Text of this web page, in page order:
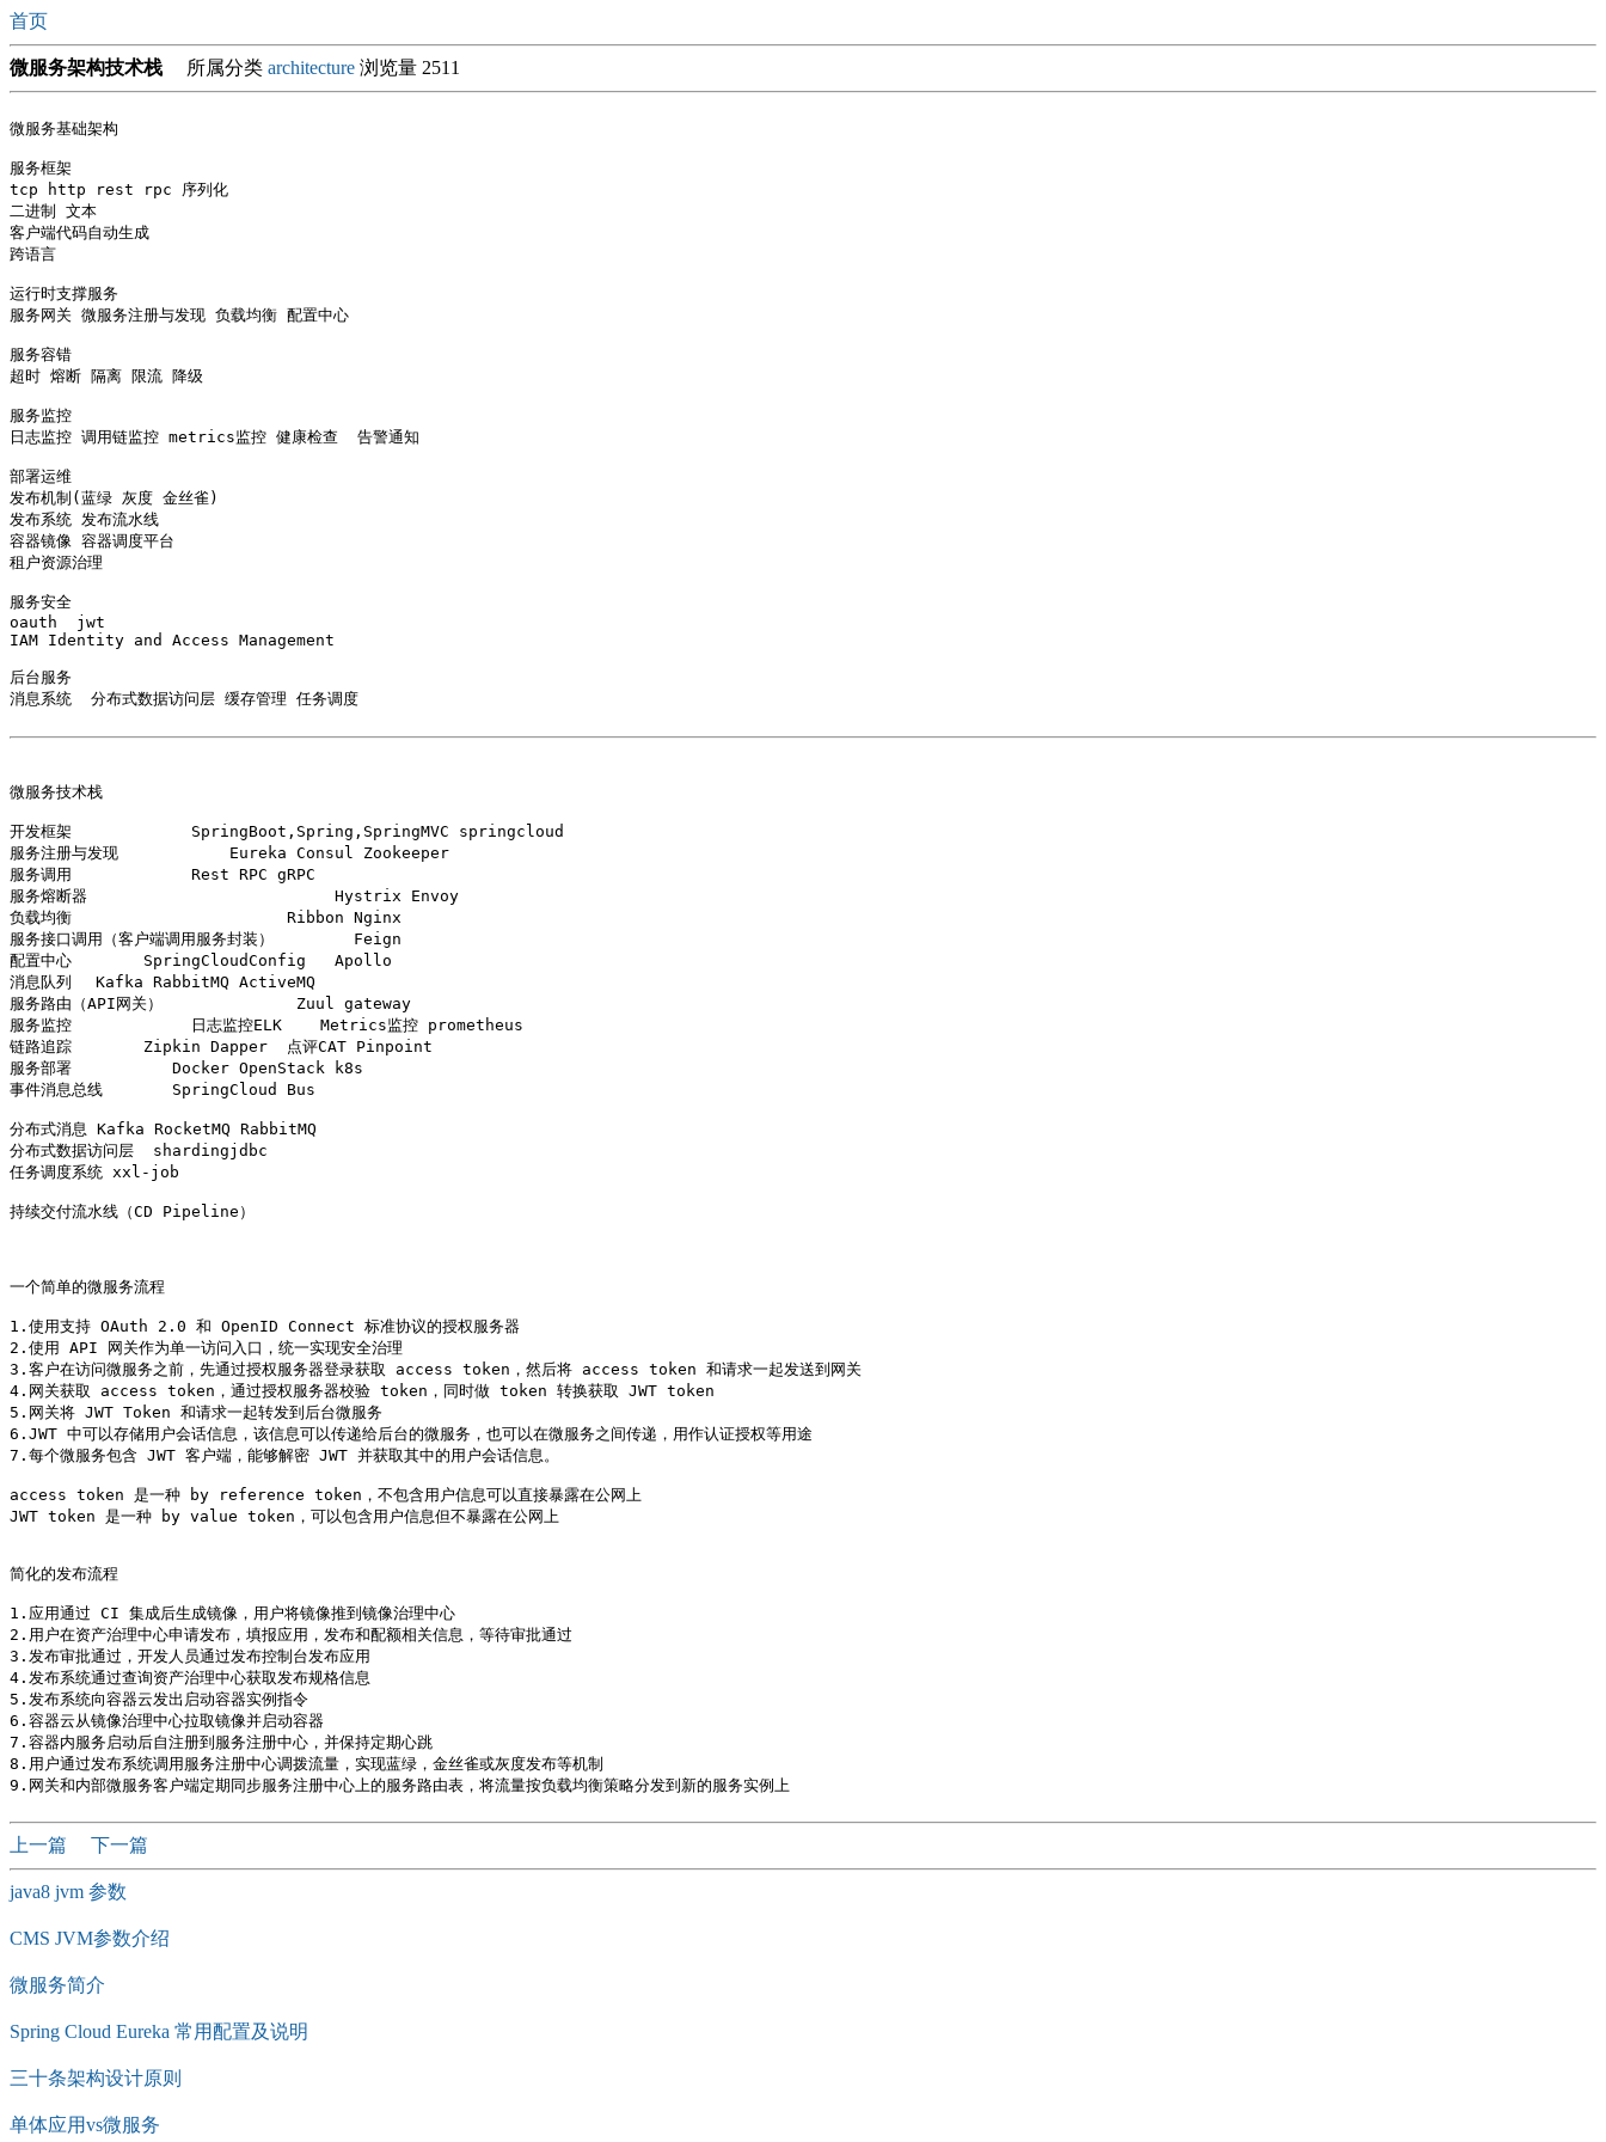
首页
微服务架构技术栈 所属分类 architecture 浏览量 2511
微服务基础架构
服务框架
tcp http rest rpc 序列化
二进制 文本
客户端代码自动生成
跨语言
运行时支撑服务
服务网关 微服务注册与发现 负载均衡 配置中心
服务容错
超时 熔断 隔离 限流 降级
服务监控
日志监控 调用链监控 metrics监控 健康检查  告警通知
部署运维
发布机制(蓝绿 灰度 金丝雀)
发布系统 发布流水线
容器镜像 容器调度平台
租户资源治理
服务安全
oauth  jwt
IAM Identity and Access Management
后台服务
消息系统  分布式数据访问层 缓存管理 任务调度
微服务技术栈
开发框架	           SpringBoot,Spring,SpringMVC springcloud
服务注册与发现	       Eureka Consul Zookeeper
服务调用	           Rest RPC gRPC
服务熔断器	                  Hystrix Envoy
负载均衡	                     Ribbon Nginx
服务接口调用（客户端调用服务封装）	    Feign
配置中心	      SpringCloudConfig   Apollo
消息队列	 Kafka RabbitMQ ActiveMQ
服务路由（API网关）	      Zuul gateway
服务监控  	   日志监控ELK    Metrics监控 prometheus
链路追踪	      Zipkin Dapper  点评CAT Pinpoint
服务部署  	 Docker OpenStack k8s
事件消息总线	 SpringCloud Bus
分布式消息 Kafka RocketMQ RabbitMQ
分布式数据访问层  shardingjdbc
任务调度系统 xxl-job
持续交付流水线（CD Pipeline）
一个简单的微服务流程
1.使用支持 OAuth 2.0 和 OpenID Connect 标准协议的授权服务器
2.使用 API 网关作为单一访问入口，统一实现安全治理
3.客户在访问微服务之前，先通过授权服务器登录获取 access token，然后将 access token 和请求一起发送到网关
4.网关获取 access token，通过授权服务器校验 token，同时做 token 转换获取 JWT token
5.网关将 JWT Token 和请求一起转发到后台微服务
6.JWT 中可以存储用户会话信息，该信息可以传递给后台的微服务，也可以在微服务之间传递，用作认证授权等用途
7.每个微服务包含 JWT 客户端，能够解密 JWT 并获取其中的用户会话信息。
access token 是一种 by reference token，不包含用户信息可以直接暴露在公网上
JWT token 是一种 by value token，可以包含用户信息但不暴露在公网上
简化的发布流程
1.应用通过 CI 集成后生成镜像，用户将镜像推到镜像治理中心
2.用户在资产治理中心申请发布，填报应用，发布和配额相关信息，等待审批通过
3.发布审批通过，开发人员通过发布控制台发布应用
4.发布系统通过查询资产治理中心获取发布规格信息
5.发布系统向容器云发出启动容器实例指令
6.容器云从镜像治理中心拉取镜像并启动容器
7.容器内服务启动后自注册到服务注册中心，并保持定期心跳
8.用户通过发布系统调用服务注册中心调拨流量，实现蓝绿，金丝雀或灰度发布等机制
上一篇 下一篇
java8 jvm 参数
CMS JVM参数介绍
微服务简介
Spring Cloud Eureka 常用配置及说明
三十条架构设计原则
单体应用vs微服务